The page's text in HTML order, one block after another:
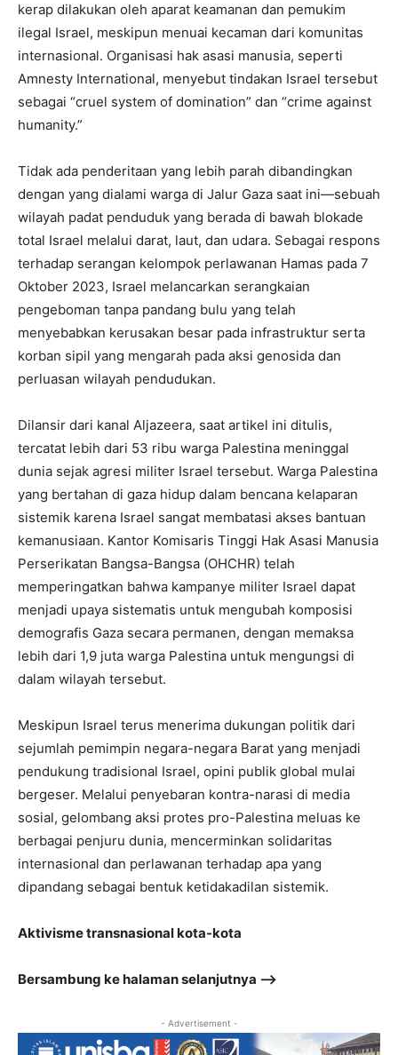
kerap dilakukan oleh aparat keamanan dan pemukim
ilegal Israel, meskipun menuai kecaman dari komunitas
internasional. Organisasi hak asasi manusia, seperti
Amnesty International, menyebut tindakan Israel tersebut
sebagai “cruel system of domination” dan “crime against
humanity.”
Tidak ada penderitaan yang lebih parah dibandingkan
dengan yang dialami warga di Jalur Gaza saat ini—sebuah
wilayah padat penduduk yang berada di bawah blokade
total Israel melalui darat, laut, dan udara. Sebagai respons
terhadap serangan kelompok perlawanan Hamas pada 7
Oktober 2023, Israel melancarkan serangkaian
pengeboman tanpa pandang bulu yang telah
menyebabkan kerusakan besar pada infrastruktur serta
korban sipil yang mengarah pada aksi genosida dan
perluasan wilayah pendudukan.
Dilansir dari kanal Aljazeera, saat artikel ini ditulis,
tercatat lebih dari 53 ribu warga Palestina meninggal
dunia sejak agresi militer Israel tersebut. Warga Palestina
yang bertahan di gaza hidup dalam bencana kelaparan
sistemik karena Israel sangat membatasi akses bantuan
kemanusiaan. Kantor Komisaris Tinggi Hak Asasi Manusia
Perserikatan Bangsa-Bangsa (OHCHR) telah
memperingatkan bahwa kampanye militer Israel dapat
menjadi upaya sistematis untuk mengubah komposisi
demografis Gaza secara permanen, dengan memaksa
lebih dari 1,9 juta warga Palestina untuk mengungsi di
dalam wilayah tersebut.
Meskipun Israel terus menerima dukungan politik dari
sejumlah pemimpin negara-negara Barat yang menjadi
pendukung tradisional Israel, opini publik global mulai
bergeser. Melalui penyebaran kontra-narasi di media
sosial, gelombang aksi protes pro-Palestina meluas ke
berbagai penjuru dunia, mencerminkan solidaritas
internasional dan perlawanan terhadap apa yang
dipandang sebagai bentuk ketidakadilan sistemik.
Aktivisme transnasional kota-kota
Bersambung ke halaman selanjutnya –>
- Advertisement -